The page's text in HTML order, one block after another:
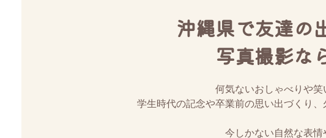
沖縄県で友達の
写真撮影な
何気ないおしゃべりや笑
学生時代の記念や卒業前の思い出づくり
今しかない自然な表